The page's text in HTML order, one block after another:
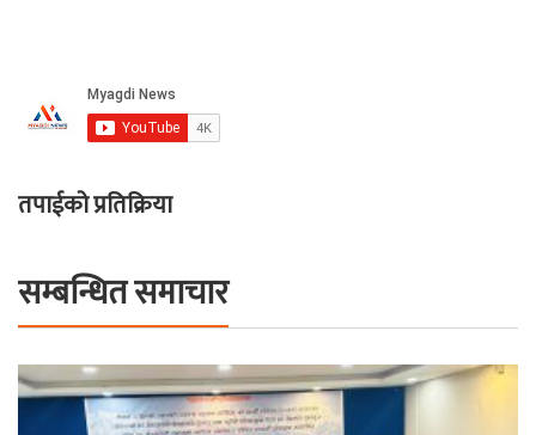
तपाईको प्रतिक्रिया
सम्बन्धित समाचार